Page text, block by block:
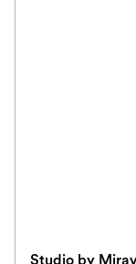
Studio by